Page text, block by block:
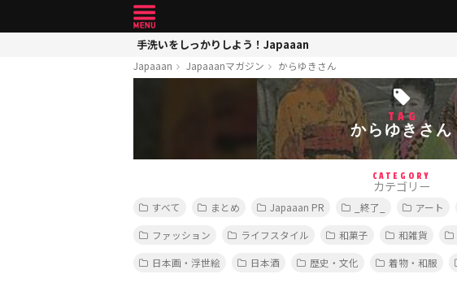
手洗いをしっかりしよう！Japaaan
Japaaan Japaaanマガジン からゆきさん
TAG
からゆきさん
CATEGORY
カテゴリー
すべて まとめ Japaaan PR _終了_ アート
ファッション
ライフスタイル 和菓子 和雑貨
日本画・浮世絵
日本酒 歴史・文化 着物・和服